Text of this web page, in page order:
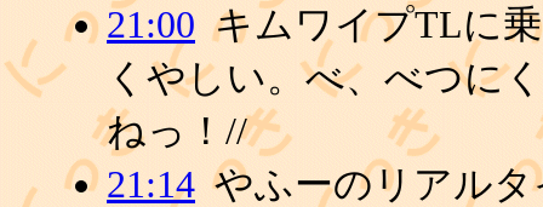
21:00 キムワイプTLに
くやしい。べ、べつに
ねっ！//
21:14 やふーのリアル